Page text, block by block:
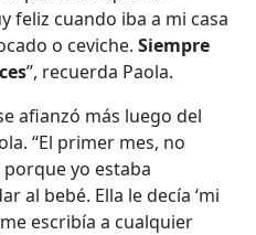
feliz cuando iba a mi casa
o ceviche.Siempre
”, recuerda Paola.
afianzó más luego del
“El primer mes, no
yo estaba
al bebé. Ella le decía ‘mi
escribía a cualquier